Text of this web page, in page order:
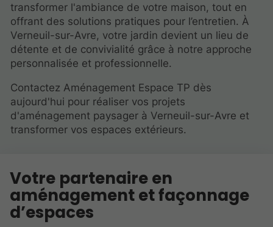
transformer l'ambiance de votre maison, tout en
offrant des solutions pratiques pour l’entretien. À
Verneuil-sur-Avre, votre jardin devient un lieu de
détente et de convivialité grâce à notre approche
personnalisée et professionnelle.
Contactez Aménagement Espace TP dès
aujourd'hui pour réaliser vos projets
d'aménagement paysager à Verneuil-sur-Avre et
transformer vos espaces extérieurs.
Votre partenaire en
aménagement et façonnage
d’espaces